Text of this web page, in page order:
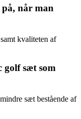
når man
kvaliteten af
golf sæt som
sæt bestående af